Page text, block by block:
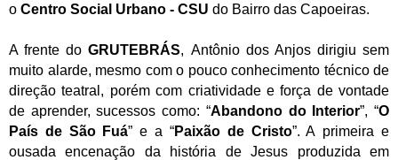
o Centro Social Urbano - CSU do Bairro das Capoeiras.
A frente doGRUTEBRÁS, Antônio dos Anjos dirigiu sem
muito alarde, mesmo com o pouco conhecimento técnico de
direção teatral, porém com criatividade e força de vontade
de aprender, sucessos como: “Abandono do Interior”, “O
País de São Fuá” e a “Paixão de Cristo”. A primeira e
ousada encenação da história de Jesus produzida em